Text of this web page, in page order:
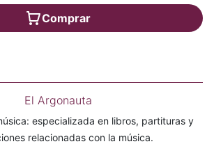
Comprar
El Argonauta
especializada en libros, partituras y
relacionadas con la música.